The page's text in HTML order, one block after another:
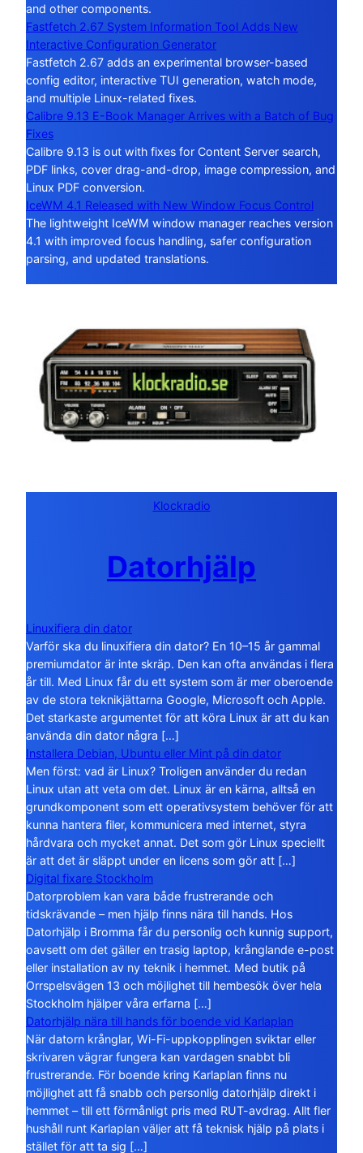
and other components.
Fastfetch 2.67 System Information Tool Adds New
Interactive Configuration Generator
Fastfetch 2.67 adds an experimental browser-based
config editor, interactive TUI generation, watch mode,
and multiple Linux-related fixes.
Calibre 9.13 E-Book Manager Arrives with a Batch of Bug
Fixes
Calibre 9.13 is out with fixes for Content Server search,
PDF links, cover drag-and-drop, image compression, and
Linux PDF conversion.
IceWM 4.1 Released with New Window Focus Control
The lightweight IceWM window manager reaches version
4.1 with improved focus handling, safer configuration
parsing, and updated translations.
Klockradio
Datorhjälp
Linuxifiera din dator
Varför ska du linuxifiera din dator? En 10–15 år gammal
premiumdator är inte skräp. Den kan ofta användas i flera
år till. Med Linux får du ett system som är mer oberoende
av de stora teknikjättarna Google, Microsoft och Apple.
Det starkaste argumentet för att köra Linux är att du kan
använda din dator några […]
Installera Debian, Ubuntu eller Mint på din dator
Men först: vad är Linux? Troligen använder du redan
Linux utan att veta om det. Linux är en kärna, alltså en
grundkomponent som ett operativsystem behöver för att
kunna hantera filer, kommunicera med internet, styra
hårdvara och mycket annat. Det som gör Linux speciellt
är att det är släppt under en licens som gör att […]
Digital fixare Stockholm
Datorproblem kan vara både frustrerande och
tidskrävande – men hjälp finns nära till hands. Hos
Datorhjälp i Bromma får du personlig och kunnig support,
oavsett om det gäller en trasig laptop, krånglande e-post
eller installation av ny teknik i hemmet. Med butik på
Orrspelsvägen 13 och möjlighet till hembesök över hela
Stockholm hjälper våra erfarna […]
Datorhjälp nära till hands för boende vid Karlaplan
När datorn krånglar, Wi-Fi-uppkopplingen sviktar eller
skrivaren vägrar fungera kan vardagen snabbt bli
frustrerande. För boende kring Karlaplan finns nu
möjlighet att få snabb och personlig datorhjälp direkt i
hemmet – till ett förmånligt pris med RUT-avdrag. Allt fler
hushåll runt Karlaplan väljer att få teknisk hjälp på plats i
stället för att ta sig […]